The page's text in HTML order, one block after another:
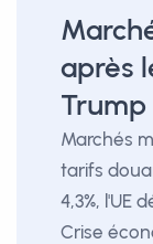
après
Trump
Marchés
tarifs
4,3%, l'UE
Crise